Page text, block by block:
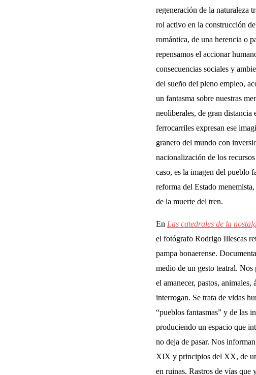
regeneración de la naturaleza
rol activo en la construcción
romántica, de una herencia o
repensamos el accionar
consecuencias sociales y
del sueño del pleno empleo,
un fantasma sobre nuestras
neoliberales, de gran
ferrocarriles expresan ese
granero del mundo con
nacionalización de los
caso, es la imagen del pueblo
reforma del Estado
de la muerte del tren.
En Las catedrales de la
el fotógrafo Rodrigo Illescas
pampa bonaerense.
medio de un gesto teatral. Nos
el amanecer, pastos,
interrogan. Se trata de vidas
“pueblos fantasmas” y de las
produciendo un espacio que
no deja de pasar. Nos
XIX y principios del XX, de
en ruinas. Rastros de vías que